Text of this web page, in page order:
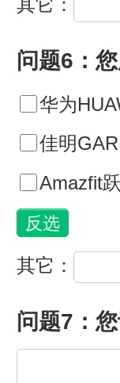
其它：
问题6：
华为
佳明
Amazfit
其它：
问题7：